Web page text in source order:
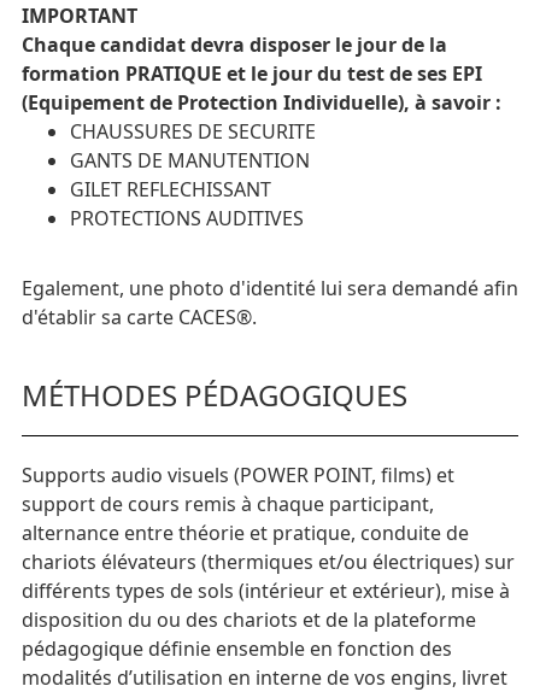
IMPORTANT
Chaque candidat devra disposer le jour de la
formation PRATIQUE et le jour du test de ses EPI
(Equipement de Protection Individuelle), à savoir :
CHAUSSURES DE SECURITE
GANTS DE MANUTENTION
GILET REFLECHISSANT
PROTECTIONS AUDITIVES
Egalement, une photo d'identité lui sera demandé afin
d'établir sa carte CACES®.
MÉTHODES PÉDAGOGIQUES
Supports audio visuels (POWER POINT, films) et
support de cours remis à chaque participant,
alternance entre théorie et pratique, conduite de
chariots élévateurs (thermiques et/ou électriques) sur
différents types de sols (intérieur et extérieur), mise à
disposition du ou des chariots et de la plateforme
pédagogique définie ensemble en fonction des
modalités d’utilisation en interne de vos engins, livret